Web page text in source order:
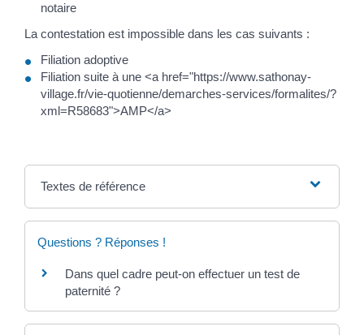
notaire
La contestation est impossible dans les cas suivants :
Filiation adoptive
Filiation suite à une <a href="https://www.sathonay-
village.fr/vie-quotienne/demarches-services/formalites/?
xml=R58683">AMP</a>
Textes de référence
Questions ? Réponses !
Dans quel cadre peut-on effectuer un test de
paternité ?